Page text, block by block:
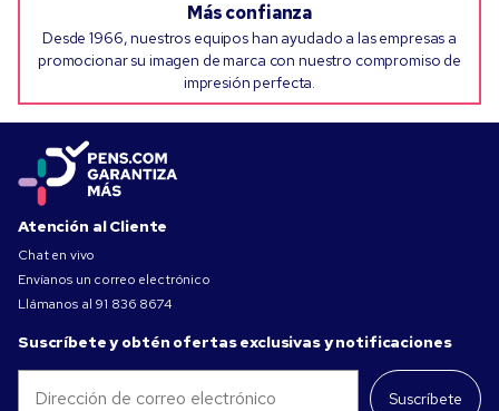
Más confianza
Desde 1966, nuestros equipos han ayudado a las empresas a
promocionar su imagen de marca con nuestro compromiso de
impresión perfecta.
Atención al Cliente
Chat en vivo
Envíanos un correo electrónico
Llámanos al 91 836 8674
Suscríbete y obtén ofertas exclusivas y notificaciones
Suscríbete